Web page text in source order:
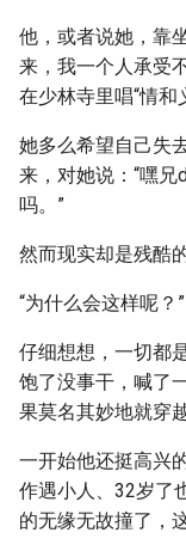
他，或者说她，靠
来，我一个人承受
在少林寺里唱“情和
她多么希望自己失
来，对她说：“嘿
吗。”
然而现实却是残酷的
“为什么会这样呢？”
仔细想想，一切都
饱了没事干，喊了
果莫名其妙地就穿越
一开始他还挺高兴
作遇小人、32岁了
的无缘无故撞了，